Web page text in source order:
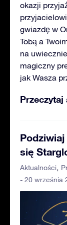
okazji
gwiazdę w
Tobą a
na
magiczny
jak Wasza
Przeczytaj
się
Aktualności
- 20 września